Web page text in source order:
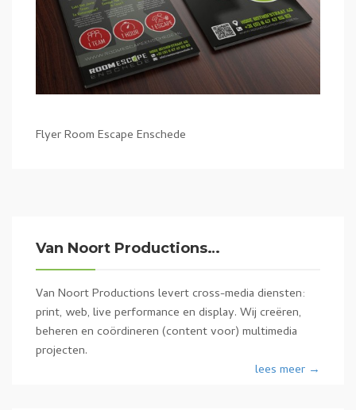
Flyer Room Escape Enschede
Van Noort Productions…
Van Noort Productions levert cross-media diensten:
print, web, live performance en display. Wij creëren,
beheren en coördineren (content voor) multimedia
projecten.
lees meer →